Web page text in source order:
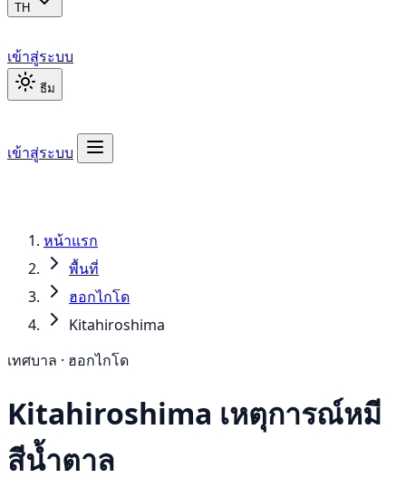
TH
เข้าสู่ระบบ
ธีม
เข้าสู่ระบบ
หน้าแรก
พื้นที่
ฮอกไกโด
Kitahiroshima
เทศบาล · ฮอกไกโด
Kitahiroshima เหตุการณ์หมี
สีน้ำตาล